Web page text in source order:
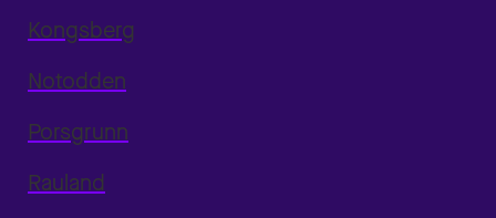
Kongsberg
Notodden
Porsgrunn
Rauland